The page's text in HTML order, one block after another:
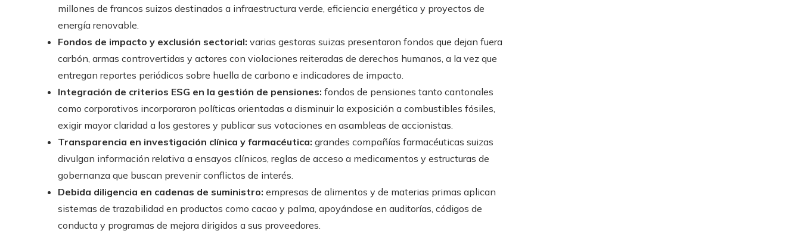
millones de francos suizos destinados a infraestructura verde, eficiencia energética y proyectos de
energía renovable.
Fondos de impacto y exclusión sectorial: varias gestoras suizas presentaron fondos que dejan fuera
carbón, armas controvertidas y actores con violaciones reiteradas de derechos humanos, a la vez que
entregan reportes periódicos sobre huella de carbono e indicadores de impacto.
Integración de criterios ESG en la gestión de pensiones: fondos de pensiones tanto cantonales
como corporativos incorporaron políticas orientadas a disminuir la exposición a combustibles fósiles,
exigir mayor claridad a los gestores y publicar sus votaciones en asambleas de accionistas.
Transparencia en investigación clínica y farmacéutica: grandes compañías farmacéuticas suizas
divulgan información relativa a ensayos clínicos, reglas de acceso a medicamentos y estructuras de
gobernanza que buscan prevenir conflictos de interés.
Debida diligencia en cadenas de suministro: empresas de alimentos y de materias primas aplican
sistemas de trazabilidad en productos como cacao y palma, apoyándose en auditorías, códigos de
conducta y programas de mejora dirigidos a sus proveedores.